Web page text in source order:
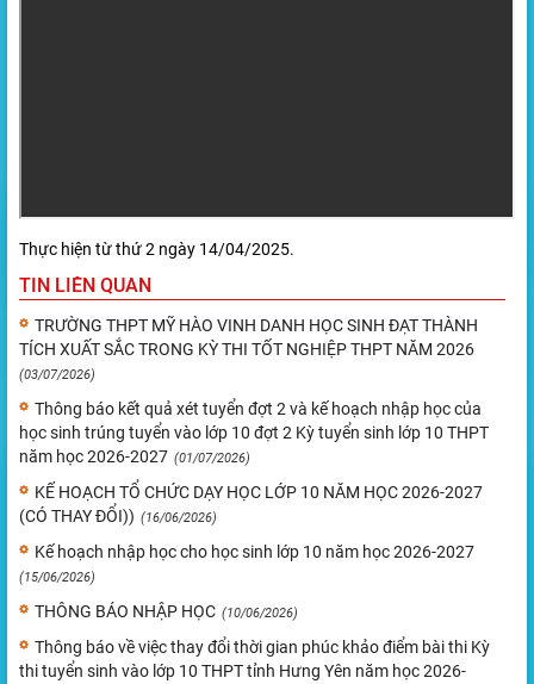
Thực hiện từ thứ 2 ngày 14/04/2025.
TIN LIÊN QUAN
TRƯỜNG THPT MỸ HÀO VINH DANH HỌC SINH ĐẠT THÀNH
TÍCH XUẤT SẮC TRONG KỲ THI TỐT NGHIỆP THPT NĂM 2026
(03/07/2026)
Thông báo kết quả xét tuyển đợt 2 và kế hoạch nhập học của
học sinh trúng tuyển vào lớp 10 đợt 2 Kỳ tuyển sinh lớp 10 THPT
năm học 2026-2027 (01/07/2026)
KẾ HOẠCH TỔ CHỨC DẠY HỌC LỚP 10 NĂM HỌC 2026-2027
(CÓ THAY ĐỔI)) (16/06/2026)
Kế hoạch nhập học cho học sinh lớp 10 năm học 2026-2027
(15/06/2026)
THÔNG BÁO NHẬP HỌC (10/06/2026)
Thông báo về việc thay đổi thời gian phúc khảo điểm bài thi Kỳ
thi tuyển sinh vào lớp 10 THPT tỉnh Hưng Yên năm học 2026-